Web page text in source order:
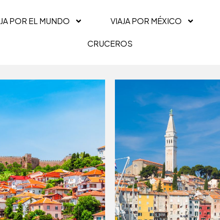
POR EL MUNDO VIAJA POR MÉXICO
CRUCEROS